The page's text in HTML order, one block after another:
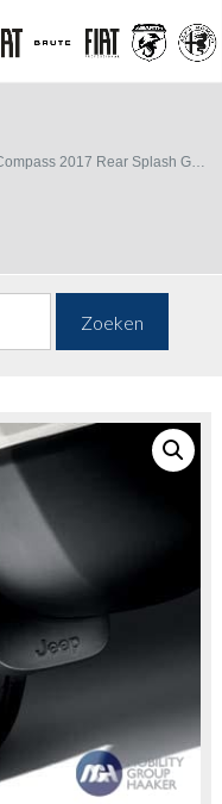
2017 Rear Splash Guards
Zoeken